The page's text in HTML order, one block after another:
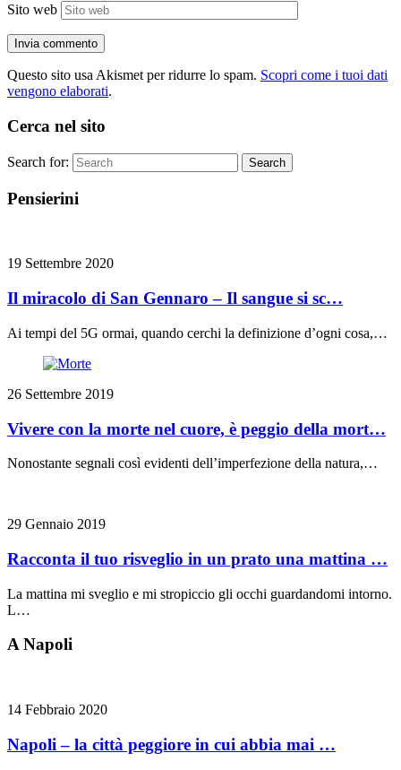
Sito web
Questo sito usa Akismet per ridurre lo spam. Scopri come i tuoi dati
vengono elaborati.
Cerca nel sito
Search for: Search
Pensierini
19 Settembre 2020
Il miracolo di San Gennaro – Il sangue si sc…
Ai tempi del 5G ormai, quando cerchi la definizione d’ogni cosa,…
26 Settembre 2019
Vivere con la morte nel cuore, è peggio della mort…
Nonostante segnali così evidenti dell’imperfezione della natura,…
29 Gennaio 2019
Racconta il tuo risveglio in un prato una mattina …
La mattina mi sveglio e mi stropiccio gli occhi guardandomi intorno.
L…
A Napoli
14 Febbraio 2020
Napoli – la città peggiore in cui abbia mai …